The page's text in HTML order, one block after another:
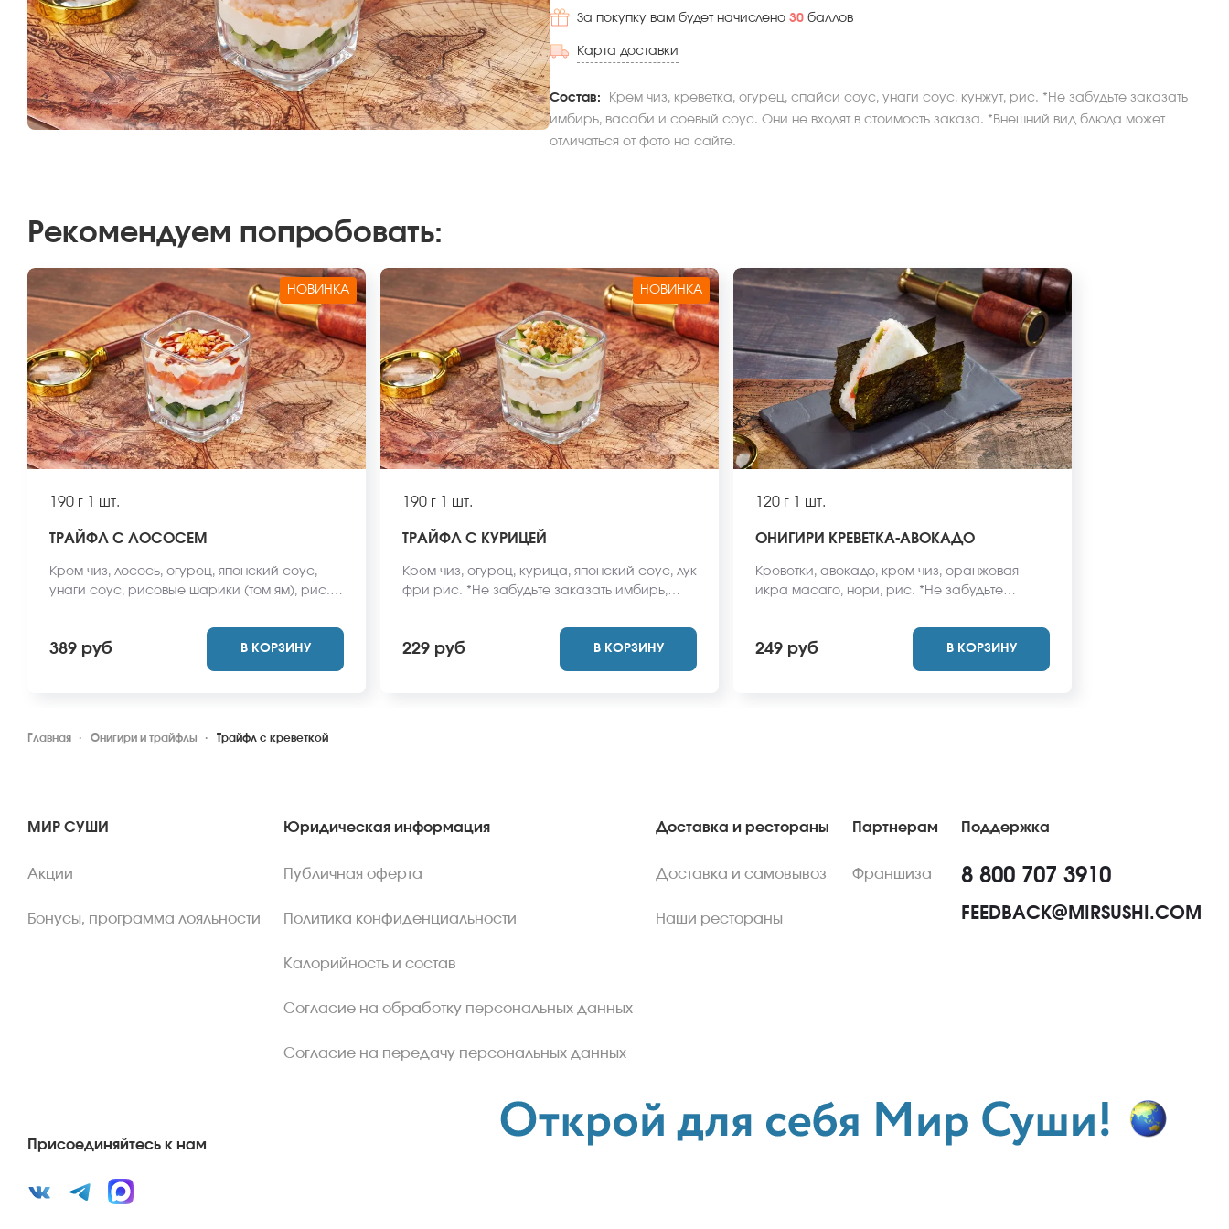
За покупку вам будет начислено 30 баллов
Карта доставки
Состав:
Крем чиз, креветка, огурец, спайси соус, унаги соус, кунжут, рис. *Не забудьте заказать
имбирь, васаби и соевый соус. Они не входят в стоимость заказа. *Внешний вид блюда может
отличаться от фото на сайте.
Рекомендуем попробовать:
НОВИНКА
190 г 1 шт.
ТРАЙФЛ С ЛОСОСЕМ
Крем чиз, лосось, огурец, японский соус,
унаги соус, рисовые шарики (том ям), рис.
соевый соус. Они не входят в стоимость
заказа. *Внешний вид блюда может
отличаться от фото на сайте.
389 руб В КОРЗИНУ
НОВИНКА
190 г 1 шт.
ТРАЙФЛ С КУРИЦЕЙ
Крем чиз, огурец, курица, японский соус, лук
фри рис. *Не забудьте заказать имбирь,
стоимость заказа. *Внешний вид блюда
может отличаться от фото на сайте.
229 руб В КОРЗИНУ
120 г 1 шт.
ОНИГИРИ КРЕВЕТКА-АВОКАДО
Креветки, авокадо, крем чиз, оранжевая
икра масаго, нори, рис. *Не забудьте
Они не входят в стоимость заказа. *Внешний
вид блюда может отличаться от фото на
249 руб В КОРЗИНУ
Главная Онигири и трайфлы Трайфл с креветкой
МИР СУШИ
Акции
Бонусы, программа лояльности
Юридическая информация
Публичная оферта
Политика конфиденциальности
Калорийность и состав
Согласие на обработку персональных данных
Согласие на передачу персональных данных
Доставка и рестораны
Доставка и самовывоз
Наши рестораны
Партнерам
Франшиза
Поддержка
8 800 707 3910
FEEDBACK@MIRSUSHI.COM
Присоединяйтесь к нам